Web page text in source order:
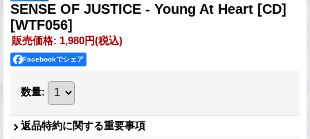
SENSE OF JUSTICE - Young At Heart [CD]
[WTF056]
販売価格: 1,980円(税込)
Facebookでシェア
数量:
返品特約に関する重要事項